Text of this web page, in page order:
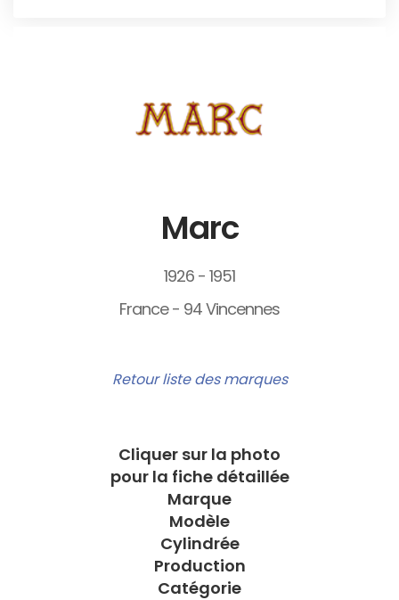
Marc
1926 - 1951
France - 94 Vincennes
Retour liste des marques
Cliquer sur la photo
pour la fiche détaillée
Marque
Modèle
Cylindrée
Production
Catégorie